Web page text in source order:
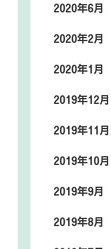
2020年6月
2020年2月
2020年1月
2019年12月
2019年11月
2019年10月
2019年9月
2019年8月